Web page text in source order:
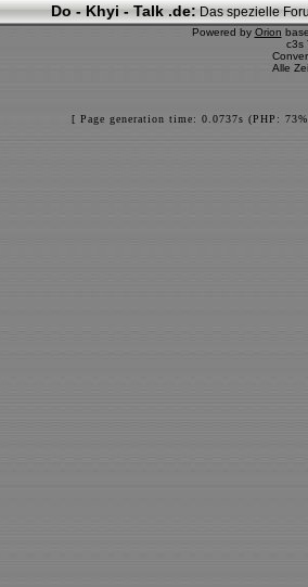
Do - Khyi - Talk .de: Das spezielle
Powered by Orion
c3s
Alle
[ Page generation time: 0.0737s (PHP: